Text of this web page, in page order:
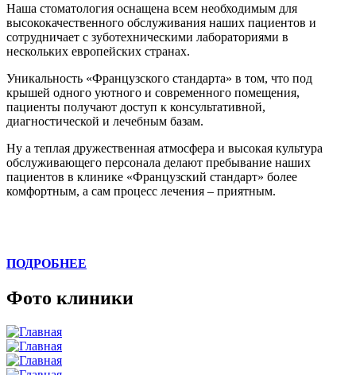
Наша стоматология оснащена всем необходимым для
высококачественного обслуживания наших пациентов и
сотрудничает с зуботехническими лабораториями в
нескольких европейских странах.
Уникальность «Французского стандарта» в том, что под
крышей одного уютного и современного помещения,
пациенты получают доступ к консультативной,
диагностической и лечебным базам.
Ну а теплая дружественная атмосфера и высокая культура
обслуживающего персонала делают пребывание наших
пациентов в клинике «Французский стандарт» более
комфортным, а сам процесс лечения – приятным.
ПОДРОБНЕЕ
Фото клиники